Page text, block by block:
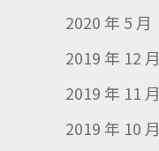
2020 年 5 月
2019 年 12 月
2019 年 11 月
2019 年 10 月